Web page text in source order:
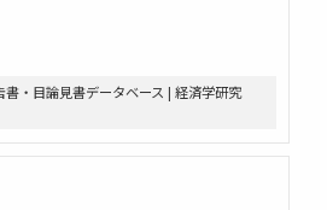
・目論見書データベース | 経済学研究